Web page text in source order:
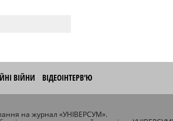
ВІЙНИ ВІДЕОІНТЕРВ'Ю
на журнал «УНІВЕРСУМ».